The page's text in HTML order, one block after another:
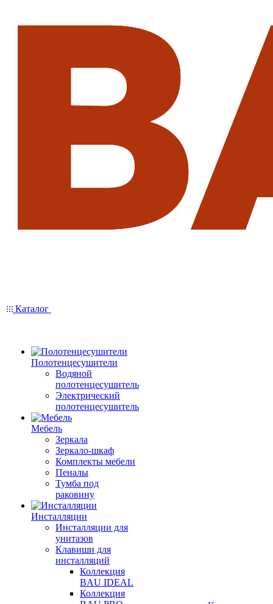
Каталог
Полотенцесушители
Водяной
полотенцесушитель
Электрический
полотенцесушитель
Мебель
Зеркала
Зеркало-шкаф
Комплекты мебели
Пеналы
Тумба под
раковину
Инсталляции
Инсталляции для
унитазов
Клавиши для
инсталляций
Коллекция
BAU IDEAL
Коллекция